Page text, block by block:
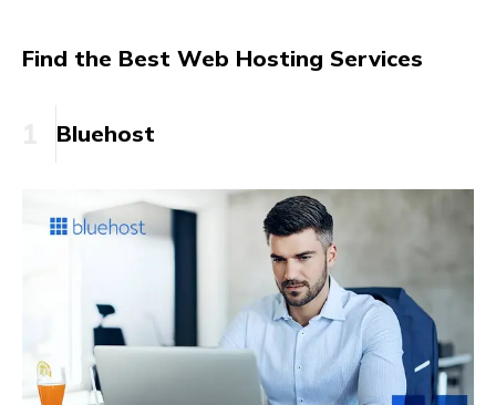
Find the Best Web Hosting Services
Bluehost